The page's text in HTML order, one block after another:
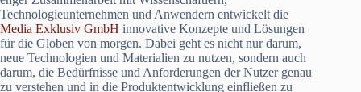
Technologieunternehmen und Anwendern entwickelt die
Media Exklusiv GmbH innovative Konzepte und Lösungen
für die Globen von morgen. Dabei geht es nicht nur darum,
neue Technologien und Materialien zu nutzen, sondern auch
darum, die Bedürfnisse und Anforderungen der Nutzer genau
zu verstehen und in die Produktentwicklung einfließen zu